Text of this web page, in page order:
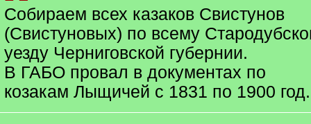
Собираем всех казаков Свистунов
(Свистуновых) по всему
уезду Черниговской губернии.
В ГАБО провал в документах по
козакам Лыщичей с 1831 по 1900 год.